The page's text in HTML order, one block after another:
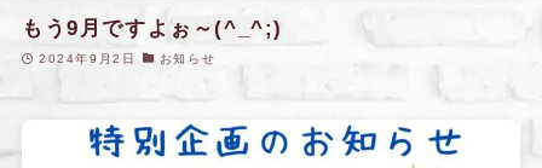
もう9月ですよぉ～(^_^;)
2024年9月2日 お知らせ